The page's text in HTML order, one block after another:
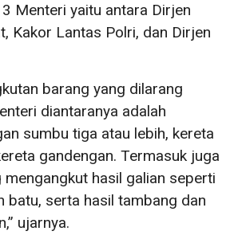
Menteri yaitu antara Dirjen
Kakor Lantas Polri, dan Dirjen
barang yang dilarang
diantaranya adalah
sumbu tiga atau lebih, kereta
gandengan. Termasuk juga
mengangkut hasil galian seperti
batu, serta hasil tambang dan
ujarnya.